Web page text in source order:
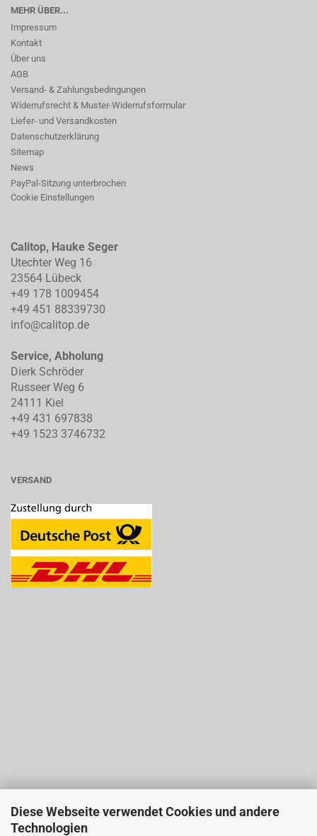
Diese Webseite verwendet Cookies und andere
Technologien
MEHR ÜBER...
Impressum
Kontakt
Über uns
AGB
Versand- & Zahlungsbedingungen
Widerrufsrecht & Muster-Widerrufsformular
Liefer- und Versandkosten
Datenschutzerklärung
Sitemap
News
PayPal-Sitzung unterbrochen
Cookie Einstellungen
Calitop, Hauke Seger
Utechter Weg 16
23564 Lübeck
+49 178 1009454
+49 451 88339730
info@calitop.de
Service, Abholung
Dierk Schröder
Russeer Weg 6
24111 Kiel
+49 431 697838
+49 1523 3746732
VERSAND